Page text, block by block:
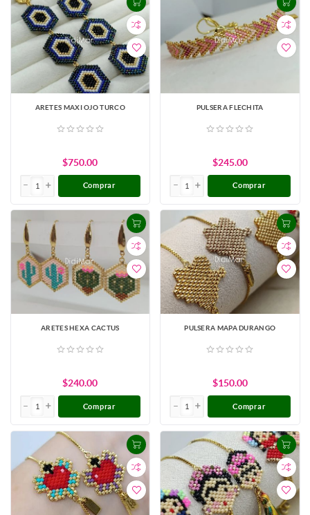
ARETES MAXI OJO TURCO
$750.00
Comprar
PULSERA FLECHITA
$245.00
Comprar
ARETES HEXA CACTUS
$240.00
Comprar
PULSERA MAPA DURANGO
$150.00
Comprar